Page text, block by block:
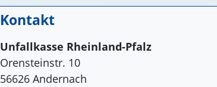
Kontakt
Unfallkasse Rheinland-Pfalz
Orensteinstr. 10
56626 Andernach